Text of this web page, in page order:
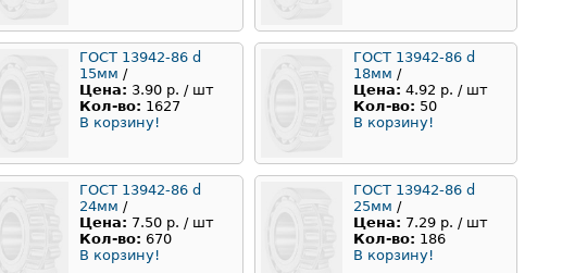
ГОСТ 13942-86 d
15мм /
Цена: 3.90 р. / шт
Кол-во: 1627
В корзину!
ГОСТ 13942-86 d
18мм /
Цена: 4.92 р. / шт
Кол-во: 50
В корзину!
ГОСТ 13942-86 d
24мм /
Цена: 7.50 р. / шт
Кол-во: 670
В корзину!
ГОСТ 13942-86 d
25мм /
Цена: 7.29 р. / шт
Кол-во: 186
В корзину!